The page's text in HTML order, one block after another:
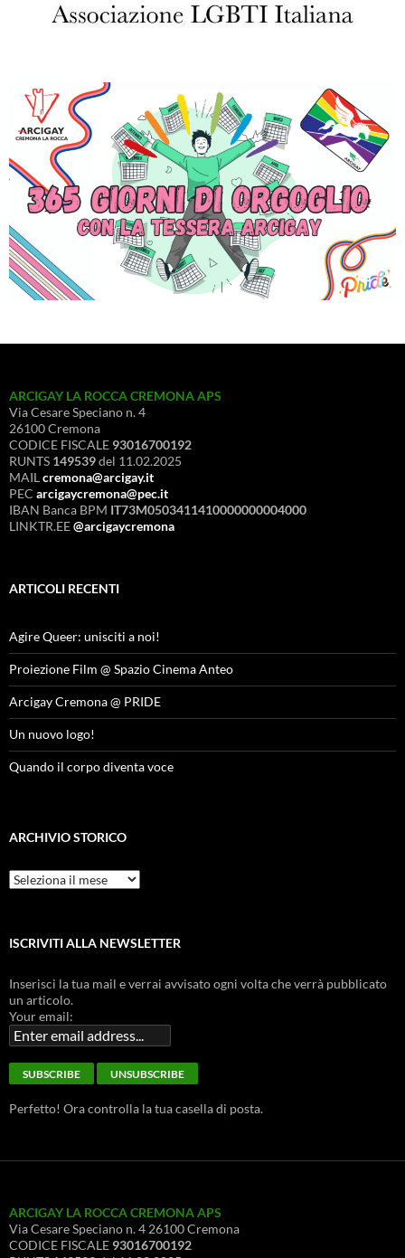
ARCIGAY LA ROCCA CREMONA APS
Via Cesare Speciano n. 4
26100 Cremona
CODICE FISCALE 93016700192
RUNTS 149539del 11.02.2025
MAIL cremona@arcigay.it
PEC arcigaycremona@pec.it
IBAN Banca BPM IT73M0503411410000000004000
LINKTR.EE@arcigaycremona
ARTICOLI RECENTI
Agire Queer: unisciti a noi!
Proiezione Film @ Spazio Cinema Anteo
Arcigay Cremona @ PRIDE
Un nuovo logo!
Quando il corpo diventa voce
ARCHIVIO STORICO
Archivio
Storico
ISCRIVITI ALLA NEWSLETTER
Inserisci la tua mail e verrai avvisato ogni volta che verrà pubblicato
un articolo.
Your email:
Perfetto! Ora controlla la tua casella di posta.
ARCIGAY LA ROCCA CREMONA APS
Via Cesare Speciano n. 4 26100 Cremona
CODICE FISCALE 93016700192